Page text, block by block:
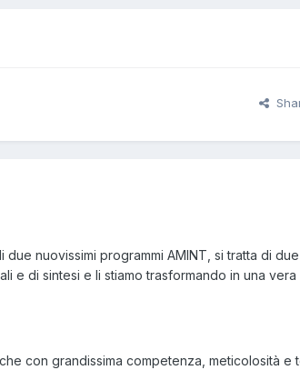
nuovissimi programmi AMINT, si tratta di due
e di sintesi e li stiamo trasformando in una
con grandissima competenza, meticolosità e